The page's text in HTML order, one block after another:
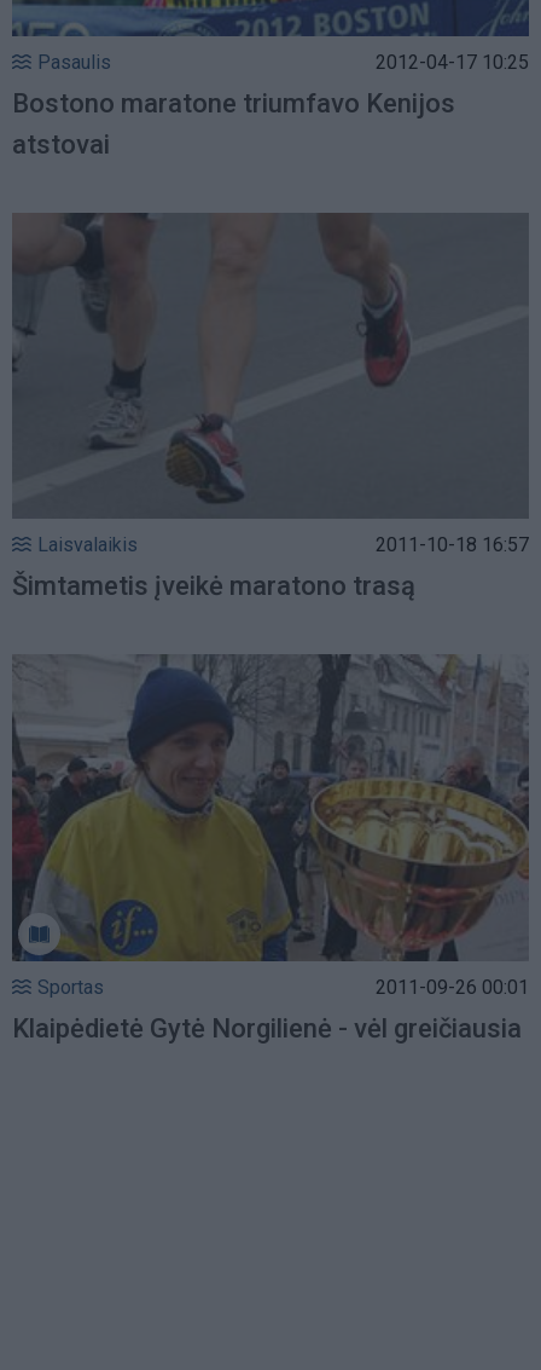
Pasaulis 2012-04-17 10:25
Bostono maratone triumfavo Kenijos
atstovai
Laisvalaikis 2011-10-18 16:57
Šimtametis įveikė maratono trasą
Sportas 2011-09-26 00:01
Klaipėdietė Gytė Norgilienė - vėl greičiausia